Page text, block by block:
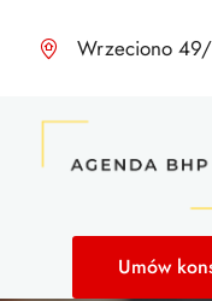
Wrzeciono 49/
Umów